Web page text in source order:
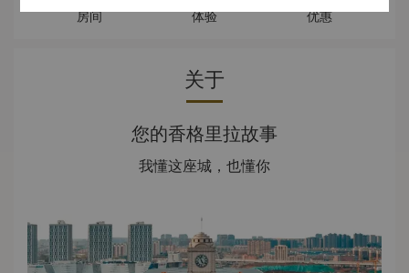
房间 体验 优惠
关于
您的香格里拉故事
我懂这座城，也懂你